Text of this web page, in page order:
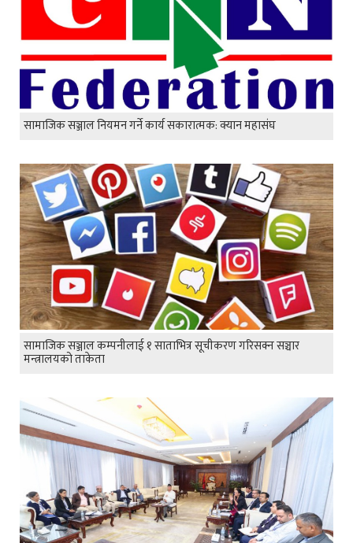
सामाजिक सञ्जाल नियमन गर्ने कार्य सकारात्मक: क्यान महासंघ
सामाजिक सञ्जाल कम्पनीलाई १ साताभित्र सूचीकरण गरिसक्न सञ्चार
मन्त्रालयको ताकेता